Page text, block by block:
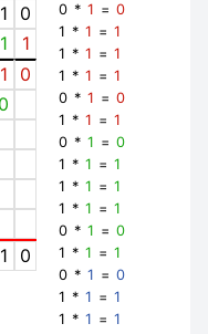
1
0
1 1
1
0
0
1 0
0 *1 =0
1 *1 =1
1 *1 =1
1 *1 =1
0 *1 =0
1 *1 =1
0 *1 =0
1 *1 =1
1 *1 =1
1 *1 =1
0 *1 =0
1 *1 =1
0 *1 =0
1 *1 =1
1 *1 =1